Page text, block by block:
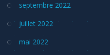
septembre 2022
juillet 2022
mai 2022